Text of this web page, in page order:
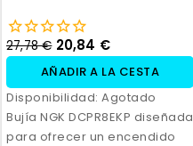
27,78 € 20,84 €
AÑADIR A LA CESTA
Disponibilidad: Agotado
Bujía NGK DCPR8EKP diseñada
para ofrecer un encendido